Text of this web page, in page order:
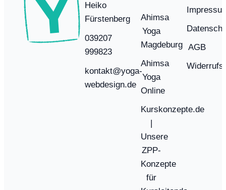
Heiko
Fürstenberg
039207
999823
kontakt@yoga-
webdesign.de
Ahimsa
Yoga
Magdeburg
Ahimsa
Yoga
Online
Kurskonzepte.de
Unsere
ZPP-
Konzepte
für
AGB